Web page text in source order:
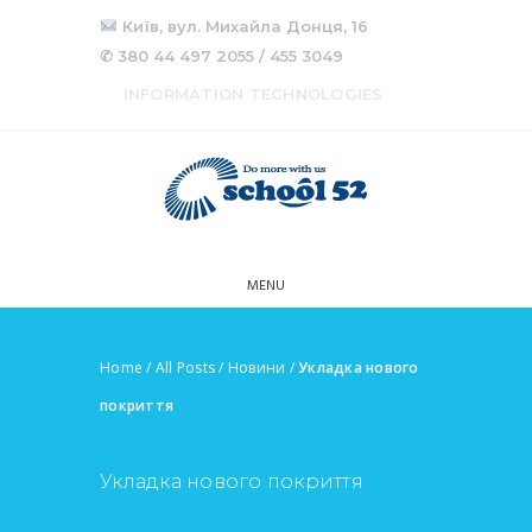
Київ, вул. Михайла Донця, 16
✆ 380 44 497 2055 / 455 3049
MENU
Home / All Posts/ Новини /Укладка нового
покриття
Укладка нового покриття